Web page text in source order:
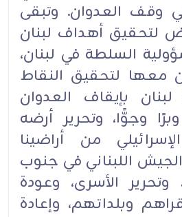
العدوان. وتبقى
لتحقيق أهداف لبنان
السلطة في لبنان،
معها لتحقيق النقاط
بإيقاف العدوان
وبرًا وجوًّا، وتحرير أرضه
من أراضينا
الجيش اللبناني في جنوب
وتحرير الأسرى، وعودة
وبلداتهم، وإعادة